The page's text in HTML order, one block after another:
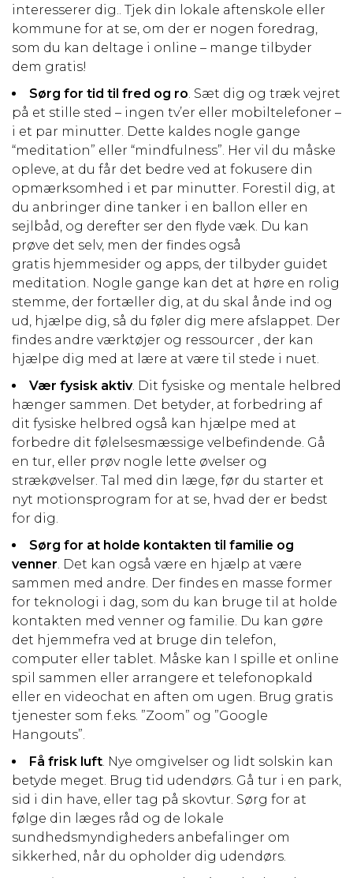
interesserer dig.. Tjek din lokale aftenskole eller
kommune for at se, om der er nogen foredrag,
som du kan deltage i online – mange tilbyder
dem gratis!
Sørg for tid til fred og ro. Sæt dig og træk vejret
på et stille sted – ingen tv’er eller mobiltelefoner –
i et par minutter. Dette kaldes nogle gange
“meditation” eller “mindfulness”. Her vil du måske
opleve, at du får det bedre ved at fokusere din
opmærksomhed i et par minutter. Forestil dig, at
du anbringer dine tanker i en ballon eller en
sejlbåd, og derefter ser den flyde væk. Du kan
prøve det selv, men der findes også
gratis hjemmesider og apps, der tilbyder guidet
meditation. Nogle gange kan det at høre en rolig
stemme, der fortæller dig, at du skal ånde ind og
ud, hjælpe dig, så du føler dig mere afslappet. Der
findes andre værktøjer og ressourcer , der kan
hjælpe dig med at lære at være til stede i nuet.
Vær fysisk aktiv. Dit fysiske og mentale helbred
hænger sammen. Det betyder, at forbedring af
dit fysiske helbred også kan hjælpe med at
forbedre dit følelsesmæssige velbefindende. Gå
en tur, eller prøv nogle lette øvelser og
strækøvelser. Tal med din læge, før du starter et
nyt motionsprogram for at se, hvad der er bedst
for dig.
Sørg for at holde kontakten til familie og
venner. Det kan også være en hjælp at være
sammen med andre. Der findes en masse former
for teknologi i dag, som du kan bruge til at holde
kontakten med venner og familie. Du kan gøre
det hjemmefra ved at bruge din telefon,
computer eller tablet. Måske kan I spille et online
spil sammen eller arrangere et telefonopkald
eller en videochat en aften om ugen. Brug gratis
tjenester som f.eks. ”Zoom” og ”Google
Hangouts”.
Få frisk luft. Nye omgivelser og lidt solskin kan
betyde meget. Brug tid udendørs. Gå tur i en park,
sid i din have, eller tag på skovtur. Sørg for at
følge din læges råd og de lokale
sundhedsmyndigheders anbefalinger om
sikkerhed, når du opholder dig udendørs.